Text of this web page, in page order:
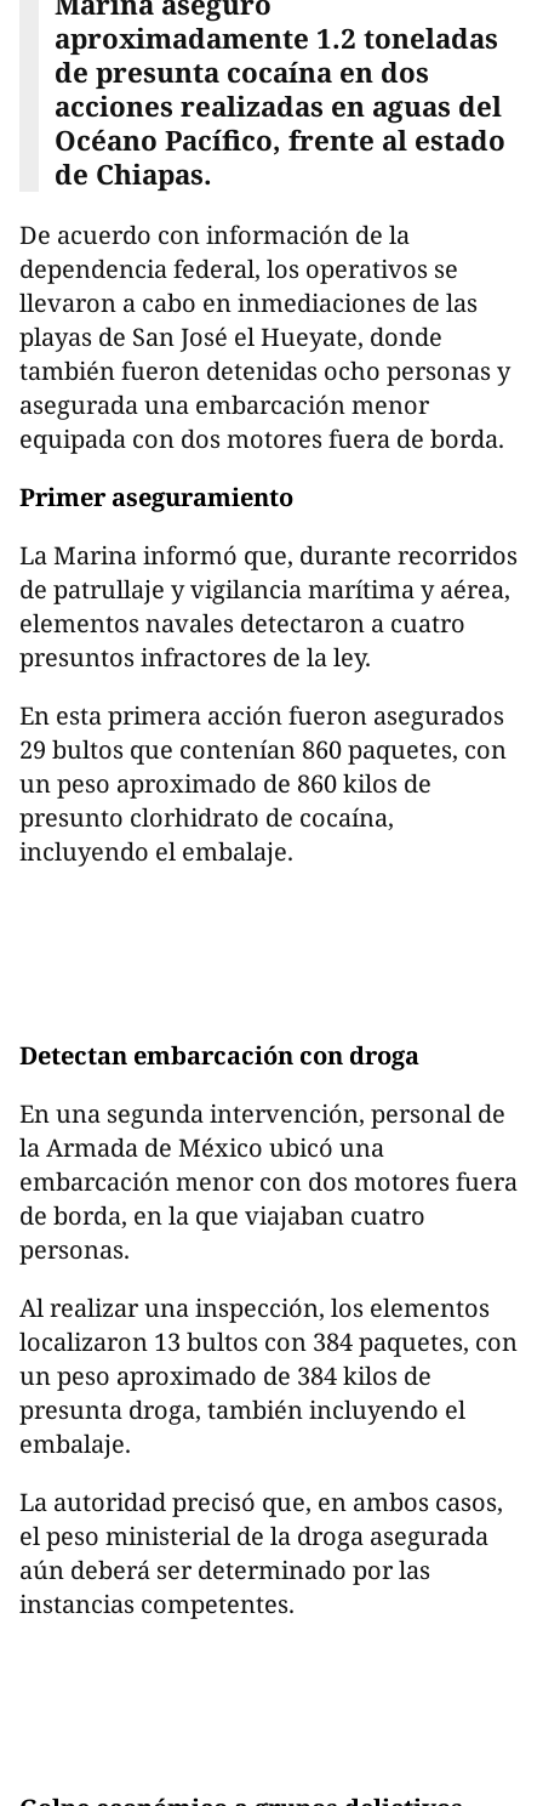
aproximadamente 1.2 toneladas
de presunta cocaína en dos
acciones realizadas en aguas del
Océano Pacífico, frente al estado
de Chiapas.
De acuerdo con información de la
dependencia federal, los operativos se
llevaron a cabo en inmediaciones de las
playas de San José el Hueyate, donde
también fueron detenidas ocho personas y
asegurada una embarcación menor
equipada con dos motores fuera de borda.
Primer aseguramiento
La Marina informó que, durante recorridos
de patrullaje y vigilancia marítima y aérea,
elementos navales detectaron a cuatro
presuntos infractores de la ley.
En esta primera acción fueron asegurados
29 bultos que contenían 860 paquetes, con
un peso aproximado de 860 kilos de
presunto clorhidrato de cocaína,
incluyendo el embalaje.
Detectan embarcación con droga
En una segunda intervención, personal de
la Armada de México ubicó una
embarcación menor con dos motores fuera
de borda, en la que viajaban cuatro
personas.
Al realizar una inspección, los elementos
localizaron 13 bultos con 384 paquetes, con
un peso aproximado de 384 kilos de
presunta droga, también incluyendo el
embalaje.
La autoridad precisó que, en ambos casos,
el peso ministerial de la droga asegurada
aún deberá ser determinado por las
instancias competentes.